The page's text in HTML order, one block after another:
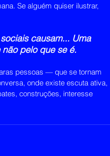
Se alguém quiser ilustrar,
causam... Uma
pelo que se é.
pessoas — que se tornam
onde existe escuta ativa,
construções, interesse